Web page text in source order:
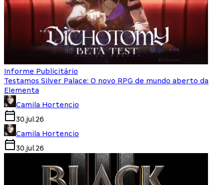
Informe Publicitário
Testamos Silver Palace: O novo RPG de mundo aberto da
Elementa
Camila Hortencio
30.jul.26
Camila Hortencio
30.jul.26